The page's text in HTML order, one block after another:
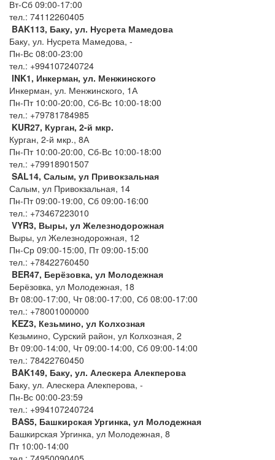
Вт-Сб 09:00-17:00
тел.: 74112260405
BAK113, Баку, ул. Нусрета Мамедова
Баку, ул. Нусрета Мамедова, -
Пн-Вс 08:00-23:00
тел.: +994107240724
INK1, Инкерман, ул. Менжинского
Инкерман, ул. Менжинского, 1А
Пн-Пт 10:00-20:00, Сб-Вс 10:00-18:00
тел.: +79781784985
KUR27, Курган, 2-й мкр.
Курган, 2-й мкр., 8А
Пн-Пт 10:00-20:00, Сб-Вс 10:00-18:00
тел.: +79918901507
SAL14, Салым, ул Привокзальная
Салым, ул Привокзальная, 14
Пн-Пт 09:00-19:00, Сб 09:00-16:00
тел.: +73467223010
VYR3, Выры, ул Железнодорожная
Выры, ул Железнодорожная, 12
Пн-Ср 09:00-15:00, Пт 09:00-15:00
тел.: +78422760450
BER47, Берёзовка, ул Молодежная
Берёзовка, ул Молодежная, 18
Вт 08:00-17:00, Чт 08:00-17:00, Сб 08:00-17:00
тел.: +78001000000
KEZ3, Кезьмино, ул Колхозная
Кезьмино, Сурский район, ул Колхозная, 2
Вт 09:00-14:00, Чт 09:00-14:00, Сб 09:00-14:00
тел.: 78422760450
BAK149, Баку, ул. Алескера Алекперова
Баку, ул. Алескера Алекперова, -
Пн-Вс 00:00-23:59
тел.: +994107240724
BAS5, Башкирская Ургинка, ул Молодежная
Башкирская Ургинка, ул Молодежная, 8
Пт 10:00-14:00